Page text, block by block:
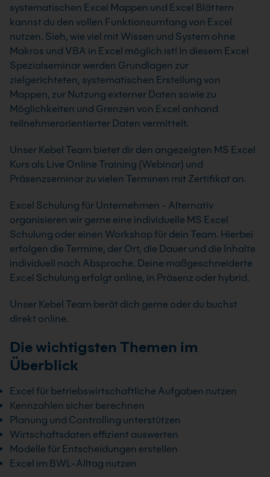
systematischen Excel Mappen und Excel Blättern
kannst du den vollen Funktionsumfang von Excel
nutzen. Sieh, wie viel mit Wissen und System ohne
Makros und VBA in Excel möglich ist! In diesem Excel
Spezialseminar werden Grundlagen zur
zielgerichteten, systematischen Erstellung von
Mappen, zur Nutzung externer Daten sowie zu
Möglichkeiten und Grenzen von Excel anhand
teilnehmerorientierter Daten vermittelt.
Unser Kebel Team bietet dir den angezeigten MS Excel
Kurs als Live Online Training (Webinar) und
Präsenzseminar zu vielen Terminen mit Zertifikat an.
Excel Schulung für Unternehmen - Alternativ
organisieren wir gerne eine individuelle MS Excel
Schulung oder einen Workshop für dein Team. Hierbei
erfolgen die Termine, der Ort, die Dauer und die Inhalte
individuell nach Absprache. Deine maßgeschneiderte
Excel Schulung erfolgt online, in Präsenz oder hybrid.
Unser Kebel Team berät dich gerne oder du buchst
direkt online.
Die wichtigsten Themen im
Überblick
Excel für betriebswirtschaftliche Aufgaben nutzen
Kennzahlen sicher berechnen
Planung und Controlling unterstützen
Wirtschaftsdaten effizient auswerten
Modelle für Entscheidungen erstellen
Excel im BWL-Alltag nutzen